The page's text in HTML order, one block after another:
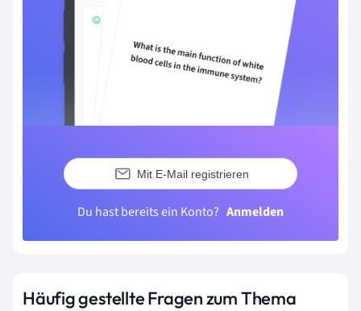
Mit E-Mail registrieren
Du hast bereits ein Konto? Anmelden
Häufig gestellte Fragen zum Thema